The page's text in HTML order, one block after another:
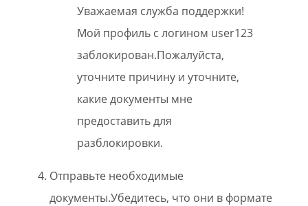
Уважаемая служба поддержки!
Мой профиль с логином user123
заблокирован.Пожалуйста,
уточните причину и уточните,
какие документы мне
предоставить для
разблокировки.
Отправьте необходимые
документы.Убедитесь, что они в формате